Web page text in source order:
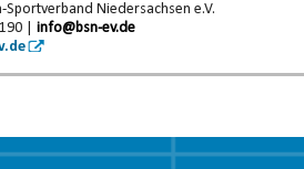
Sportverband Niedersachsen e.V.
|info@bsn-ev.de